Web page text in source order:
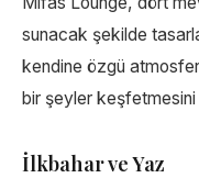
sunacak şekilde
kendine özgü
bir şeyler keşfetmesini
İlkbahar ve Yaz